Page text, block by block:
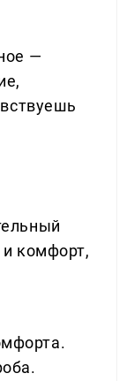
—
и комфорт,